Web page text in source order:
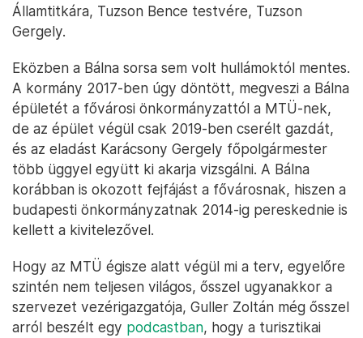
Államtitkára, Tuzson Bence testvére, Tuzson
Gergely.
Eközben a Bálna sorsa sem volt hullámoktól mentes.
A kormány 2017-ben úgy döntött, megveszi a Bálna
épületét a fővárosi önkormányzattól a MTÜ-nek,
de az épület végül csak 2019-ben cserélt gazdát,
és az eladást Karácsony Gergely főpolgármester
több üggyel együtt ki akarja vizsgálni. A Bálna
korábban is okozott fejfájást a fővárosnak, hiszen a
budapesti önkormányzatnak 2014-ig pereskednie is
kellett a kivitelezővel.
Hogy az MTÜ égisze alatt végül mi a terv, egyelőre
szintén nem teljesen világos, ősszel ugyanakkor a
szervezet vezérigazgatója, Guller Zoltán még ősszel
arról beszélt egy podcastban, hogy a turisztikai